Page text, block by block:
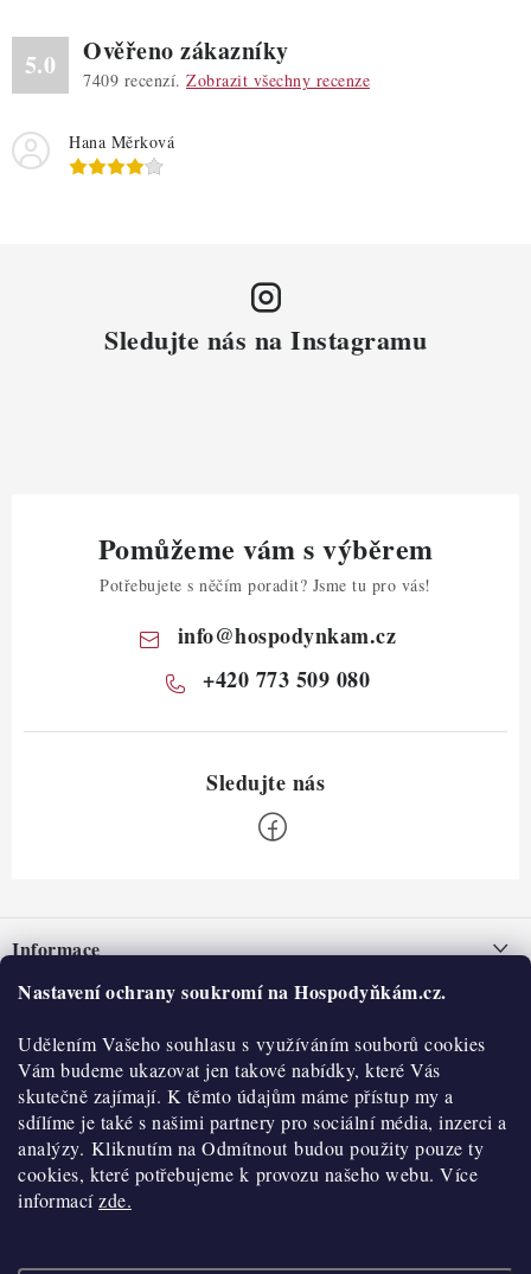
Nastavení ochrany soukromí na Hospodyňkám.cz.
Udělením Vašeho souhlasu s využíváním souborů cookies
Vám budeme ukazovat jen takové nabídky, které Vás
skutečně zajímají. K těmto údajům máme přístup my a
sdílíme je také s našimi partnery pro sociální média, inzerci a
analýzy. Kliknutím na Odmítnout budou použity pouze ty
cookies, které potřebujeme k provozu našeho webu. Více
informacízde.
5.0 Ověřeno zákazníky
7409 recenzí. Zobrazit všechny recenze
Hana Měrková
Sledujte nás na Instagramu
Pomůžeme vám s výběrem
Potřebujete s něčím poradit? Jsme tu pro vás!
info@hospodynkam.cz
+420 773 509 080
pInformace
Nepřevzetí zásilky na dobírku
Obchodní podmínky
Hodnocení obchodu
Blog
Moje objednávka
O nás
Historie
Kontakty
O nákupu
Reklamace a vratky
Výdejní místa